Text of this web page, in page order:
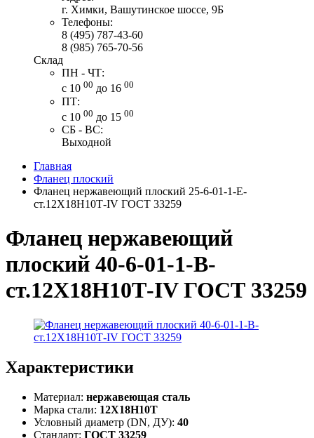
г. Химки, Вашутинское шоссе, 9Б
Телефоны:
8 (495) 787-43-60
8 (985) 765-70-56
Склад
ПН - ЧТ:
с 10 00 до 16 00
ПТ:
с 10 00 до 15 00
СБ - ВС:
Выходной
Главная
Фланец плоский
Фланец нержавеющий плоский 25-6-01-1-Е-
ст.12Х18Н10Т-IV ГОСТ 33259
Фланец нержавеющий
плоский 40-6-01-1-В-
ст.12Х18Н10Т-IV ГОСТ 33259
Характеристики
Материал: нержавеющая сталь
Марка стали: 12Х18Н10Т
Условный диаметр (DN, ДУ): 40
Стандарт: ГОСТ 33259